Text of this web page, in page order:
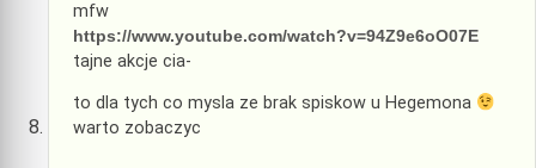
mfw
https://www.youtube.com/watch?v=94Z9e6oO07E
tajne akcje cia-
to dla tych co mysla ze brak spiskow u Hegemona
warto zobaczyc